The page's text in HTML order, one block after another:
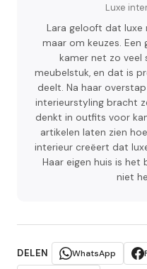
Luxe
Lara gelooft dat
maar om keuzes. Een
kamer net zo veel
meubelstuk, en dat is
deelt. Na haar
interieurstyling bracht
denkt in outfits voor
artikelen laten zien
interieur creëert dat
Haar eigen huis is het
niet
DELEN WhatsApp